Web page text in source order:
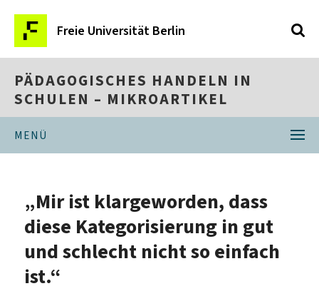
Freie Universität Berlin
PÄDAGOGISCHES HANDELN IN
SCHULEN – MIKROARTIKEL
MENÜ
„Mir ist klargeworden, dass
diese Kategorisierung in gut
und schlecht nicht so einfach
ist.“